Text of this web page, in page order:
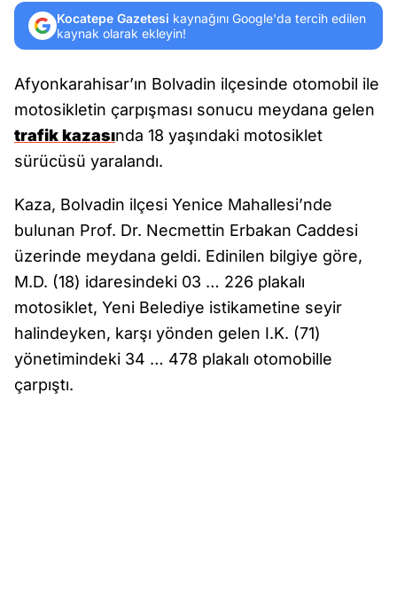
Kocatepe Gazetesi kaynağını Google'da tercih edilen
kaynak olarak ekleyin!
Afyonkarahisar’ın Bolvadin ilçesinde otomobil ile
motosikletin çarpışması sonucu meydana gelen
trafik kazasında 18 yaşındaki motosiklet
sürücüsü yaralandı.
Kaza, Bolvadin ilçesi Yenice Mahallesi’nde
bulunan Prof. Dr. Necmettin Erbakan Caddesi
üzerinde meydana geldi. Edinilen bilgiye göre,
M.D. (18) idaresindeki 03 … 226 plakalı
motosiklet, Yeni Belediye istikametine seyir
halindeyken, karşı yönden gelen I.K. (71)
yönetimindeki 34 … 478 plakalı otomobille
çarpıştı.